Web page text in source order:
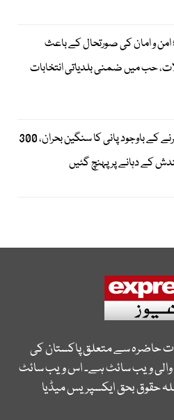
امن و امان کی صورتحال کے باعث
حب میں ضمنی بلدیاتی انتخابات
حب ڈیم بھرنے کے باوجود پانی کا سنگین بحران، 300
کے دہانے پر پہنچ گئیں
حاضرہ سے متعلق پاکستان کی
ویب سائٹ ہے۔ اس ویب سائٹ
حقوق بحق ایکسپریس میڈیا